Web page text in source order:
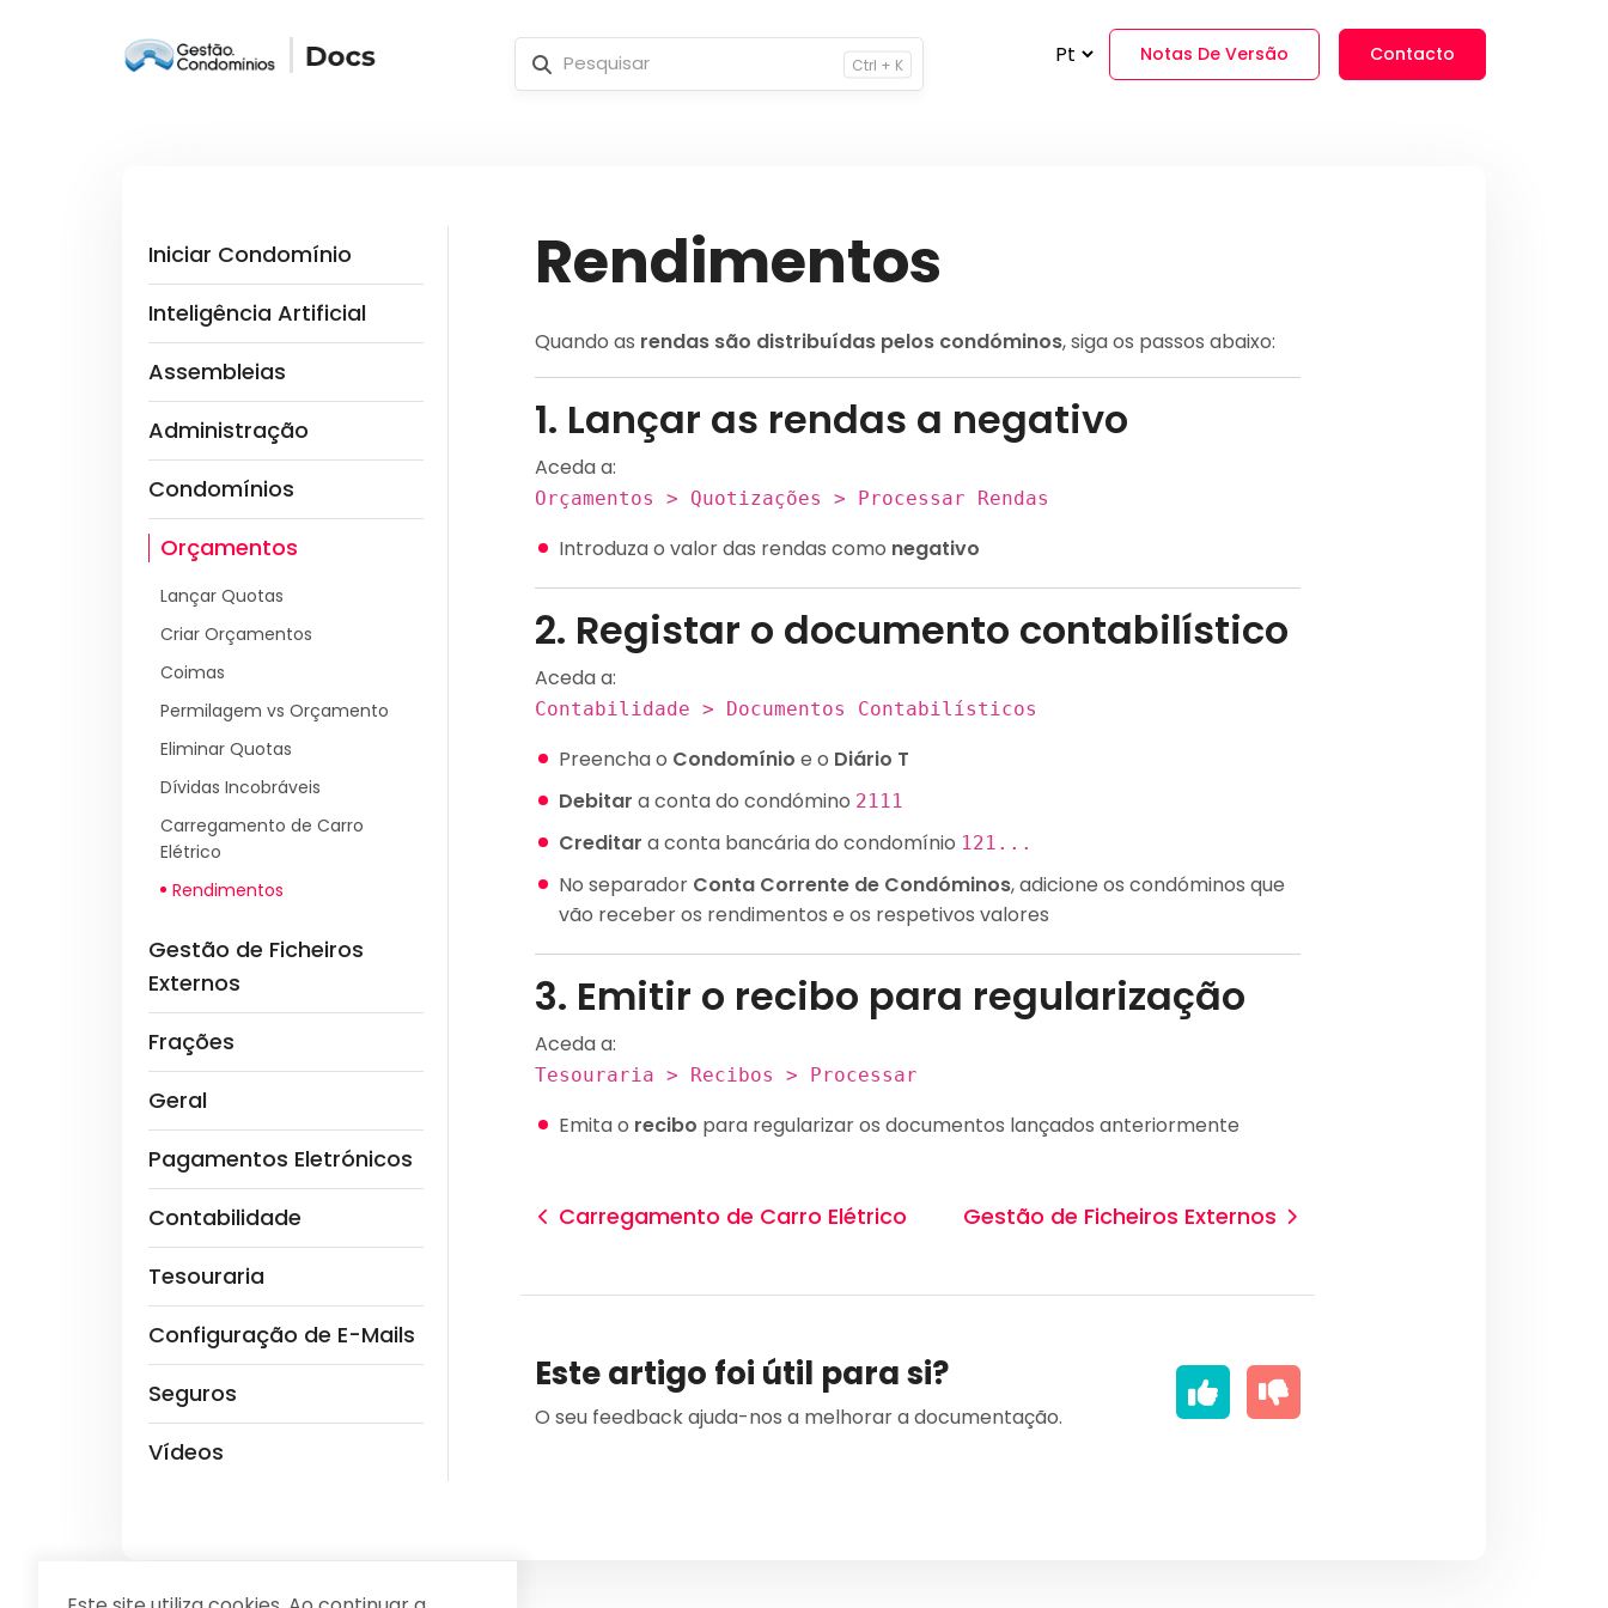
Ctrl + K Notas De Versão Contacto
Iniciar Condomínio
Inteligência Artificial
Assembleias
Administração
Condomínios
Orçamentos
Lançar Quotas
Criar Orçamentos
Coimas
Permilagem vs Orçamento
Eliminar Quotas
Dívidas Incobráveis
Carregamento de Carro
Elétrico
Rendimentos
Gestão de Ficheiros
Externos
Frações
Geral
Pagamentos Eletrónicos
Contabilidade
Tesouraria
Configuração de E-Mails
Seguros
Vídeos
Rendimentos
Quando as rendas são distribuídas pelos condóminos, siga os passos abaixo:
1. Lançar as rendas a negativo
Aceda a:
Orçamentos > Quotizações > Processar Rendas
Introduza o valor das rendas como negativo
2. Registar o documento contabilístico
Aceda a:
Contabilidade > Documentos Contabilísticos
Preencha o Condomínio e o Diário T
Debitar a conta do condómino 2111
Creditar a conta bancária do condomínio 121...
No separador Conta Corrente de Condóminos, adicione os condóminos que
vão receber os rendimentos e os respetivos valores
3. Emitir o recibo para regularização
Aceda a:
Tesouraria > Recibos > Processar
Emita o recibo para regularizar os documentos lançados anteriormente
Carregamento de Carro Elétrico Gestão de Ficheiros Externos
Este artigo foi útil para si?
O seu feedback ajuda-nos a melhorar a documentação.